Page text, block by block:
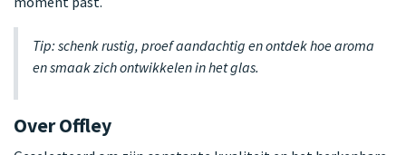
Tip: schenk rustig, proef aandachtig en ontdek hoe aroma
en smaak zich ontwikkelen in het glas.
Over Offley